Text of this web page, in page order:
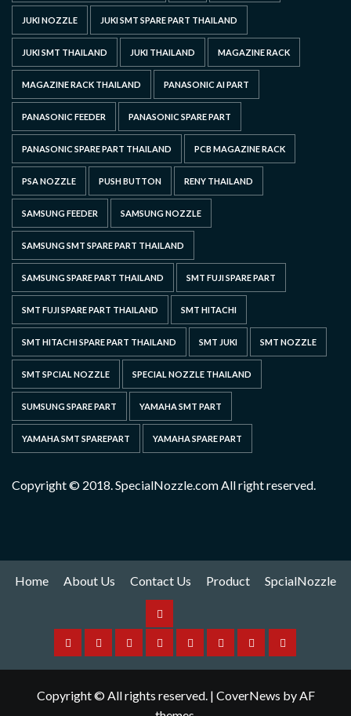
JUKI NOZZLE JUKI SMT SPARE PART THAILAND
JUKI SMT THAILAND JUKI THAILAND MAGAZINE RACK
MAGAZINE RACK THAILAND PANASONIC AI PART
PANASONIC FEEDER PANASONIC SPARE PART
PANASONIC SPARE PART THAILAND PCB MAGAZINE RACK
PSA NOZZLE PUSH BUTTON RENY THAILAND
SAMSUNG FEEDER SAMSUNG NOZZLE
SAMSUNG SMT SPARE PART THAILAND
SAMSUNG SPARE PART THAILAND SMT FUJI SPARE PART
SMT FUJI SPARE PART THAILAND SMT HITACHI
SMT HITACHI SPARE PART THAILAND SMT JUKI SMT NOZZLE
SMT SPCIAL NOZZLE SPECIAL NOZZLE THAILAND
SUMSUNG SPARE PART YAMAHA SMT PART
YAMAHA SMT SPAREPART YAMAHA SPARE PART
Copyright © 2018. SpecialNozzle.com All right reserved.
Home About Us Contact Us Product SpcialNozzle
HomeAboutContact
Product
SpareYamaha
I
HitachiSpcialNozzle
Copyright © All rights reserved. | CoverNews by AF